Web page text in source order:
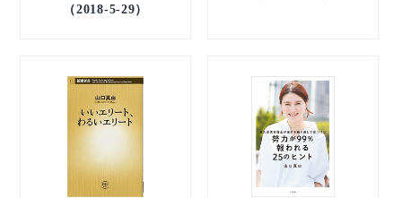
（2018-5-29）